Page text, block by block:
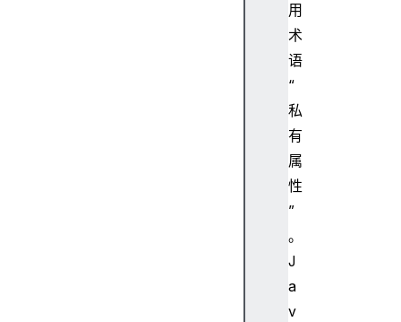
用
术
语
“
私
有
属
性
”
。
J
a
v